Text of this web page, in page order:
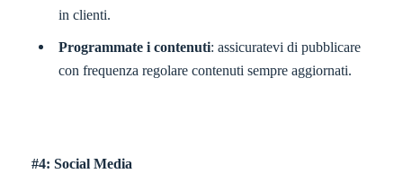
in clienti.
Programmate i contenuti: assicuratevi di pubblicare
con frequenza regolare contenuti sempre aggiornati.
#4: Social Media